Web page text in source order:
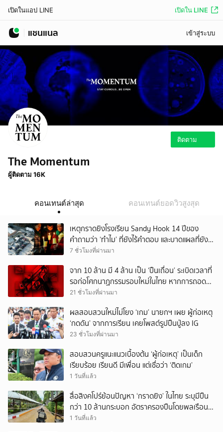
เปิดในแอป LINE เปิดใน LINE
แชนแนล เข้าสู่ระบบ
ติดตาม
The Momentum
ผู้ติดตาม 16K
คอนเทนต์ล่าสุด คอนเทนต์ยอดวิวสูงสุด
เหตุกราดยิงโรงเรียน Sandy Hook 14 ปีของ
คำถามว่า ‘ทำไม’ ที่ยังไร้คำตอบ และบาดแผลที่ยัง
ทวงความรับผิดชอบไม่จบ
7 ชั่วโมงที่ผ่านมา
จาก 10 ล้าน มี 4 ล้าน เป็น ‘ปืนเถื่อน’ ระเบิดเวลาที่
รอก่อโศกนาฏกรรมรอบใหม่ในไทย หากการถอดบท
เรียนของรัฐเป็นเพียง ‘ลมปาก’
21 ชั่วโมงที่ผ่านมา
ผลสอบสวนใหม่ไม่โยง ‘เกม’ นายกฯ เผย ผู้ก่อเหตุ
‘กดดัน’ จากการเรียน เคยโพสต์รูปปืนปู่ลง IG
23 ชั่วโมงที่ผ่านมา
สอบสวนครูแนะแนวเบื้องต้น ‘ผู้ก่อเหตุ’ เป็นเด็ก
เรียบร้อย เรียนดี มีเพื่อน แต่เชื่อว่า ‘ติดเกม’
1 วันที่แล้ว
สื่อสิงคโปร์ย้อนปัญหา ‘กราดยิง’ ในไทย ระบุมีปืน
กว่า 10 ล้านกระบอก อัตราครองปืนโดยพลเรือน
สูงที่สุดในภูมิภาค
1 วันที่แล้ว